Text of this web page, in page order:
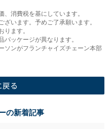
消費税を基にしています。
います。予めご了承願います。
ます。
ッケージが異なります。
ソンがフランチャイズチェーン本部
の新着記事